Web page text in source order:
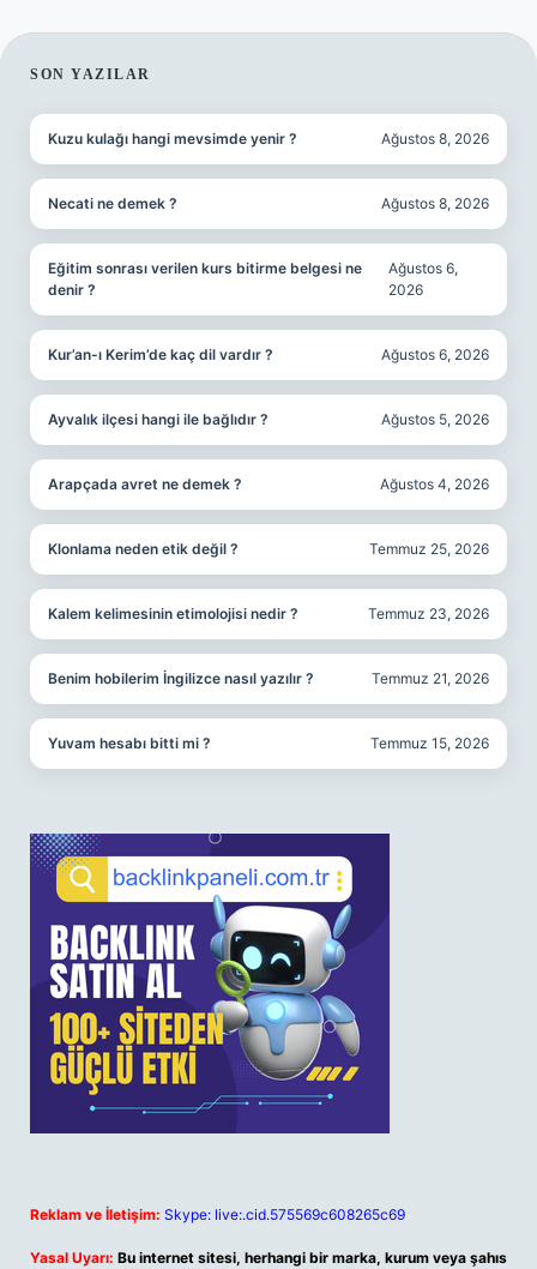
SIDEBAR
SON YAZILAR
Kuzu kulağı hangi mevsimde yenir ? Ağustos 8, 2026
Necati ne demek ? Ağustos 8, 2026
Eğitim sonrası verilen kurs bitirme belgesi ne
denir ?
Ağustos 6,
2026
Kur’an-ı Kerim’de kaç dil vardır ? Ağustos 6, 2026
Ayvalık ilçesi hangi ile bağlıdır ? Ağustos 5, 2026
Arapçada avret ne demek ? Ağustos 4, 2026
Klonlama neden etik değil ? Temmuz 25, 2026
Kalem kelimesinin etimolojisi nedir ? Temmuz 23, 2026
Benim hobilerim İngilizce nasıl yazılır ? Temmuz 21, 2026
Yuvam hesabı bitti mi ? Temmuz 15, 2026
Reklam ve İletişim: Skype: live:.cid.575569c608265c69
Yasal Uyarı: Bu internet sitesi, herhangi bir marka, kurum veya şahıs